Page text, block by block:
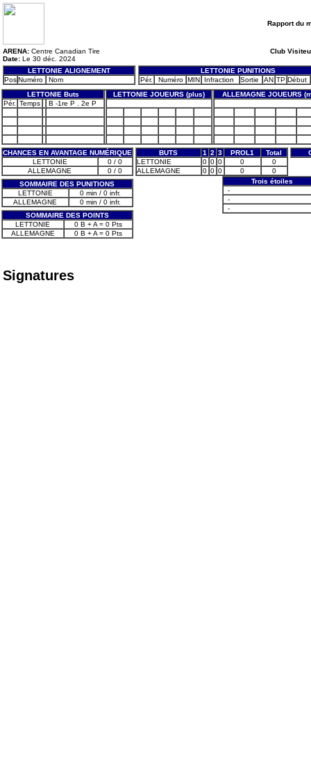
Rapport du
ARENA: Centre Canadian Tire
Date: Le 30 déc. 2024
Club
LETTONIE ALIGNEMENT
PosNuméro Nom
LETTONIE PUNITIONS
Pér.
Numéro MIN Infraction Sortie AN TP Début
LETTONIE Buts
LETTONIE JOUEURS (plus)
ALLEMAGNE JOUEURS
Pér. Temps B -1re P . 2e P
CHANCES EN AVANTAGE NUMÉRIQUE
LETTONIE
0 / 0
ALLEMAGNE
0 / 0
SOMMAIRE DES PUNITIONS
LETTONIE
0 min / 0 infr.
ALLEMAGNE
0 min / 0 infr.
SOMMAIRE DES POINTS
LETTONIE
0 B + A = 0 Pts
ALLEMAGNE
0 B + A = 0 Pts
BUTS 1 2 3 PROL1
Total
LETTONIE
0 0 0 0
0
ALLEMAGNE
0 0 0 0 0
Trois étoiles
-
-
-
Signatures